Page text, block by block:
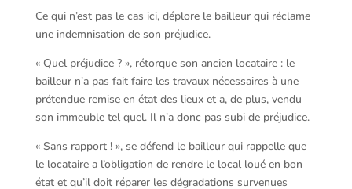
Ce qui n’est pas le cas ici, déplore le bailleur qui réclame
une indemnisation de son préjudice.
« Quel préjudice ? », rétorque son ancien locataire : le
bailleur n’a pas fait faire les travaux nécessaires à une
prétendue remise en état des lieux et a, de plus, vendu
son immeuble tel quel. Il n’a donc pas subi de préjudice.
« Sans rapport ! », se défend le bailleur qui rappelle que
le locataire a l’obligation de rendre le local loué en bon
état et qu’il doit réparer les dégradations survenues